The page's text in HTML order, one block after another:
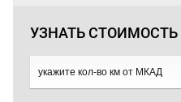
УЗНАТЬ СТОИМОСТЬ